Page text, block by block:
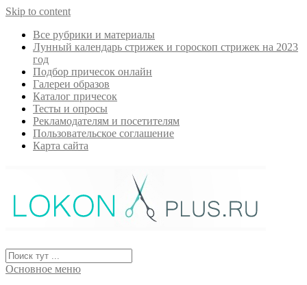
Skip to content
Все рубрики и материалы
Лунный календарь стрижек и гороскоп стрижек на 2023
год
Подбор причесок онлайн
Галереи образов
Каталог причесок
Тесты и опросы
Рекламодателям и посетителям
Пользовательское соглашение
Карта сайта
Основное меню